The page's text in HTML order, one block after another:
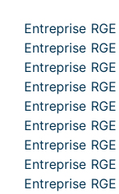
Entreprise
Entreprise
Entreprise
Entreprise
Entreprise
Entreprise
Entreprise
Entreprise
Entreprise